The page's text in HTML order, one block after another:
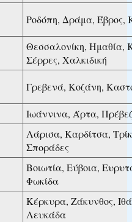
Ροδόπη, Δράμα,
Θεσσαλονίκη, Ημαθία,
Σέρρες, Χαλκιδική
Γρεβενά, Κοζάνη,
Ιωάννινα, Άρτα,
Λάρισα, Καρδίτσα,
Σποράδες
Βοιωτία, Εύβοια,
Φωκίδα
Κέρκυρα, Ζάκυνθος,
Λευκάδα